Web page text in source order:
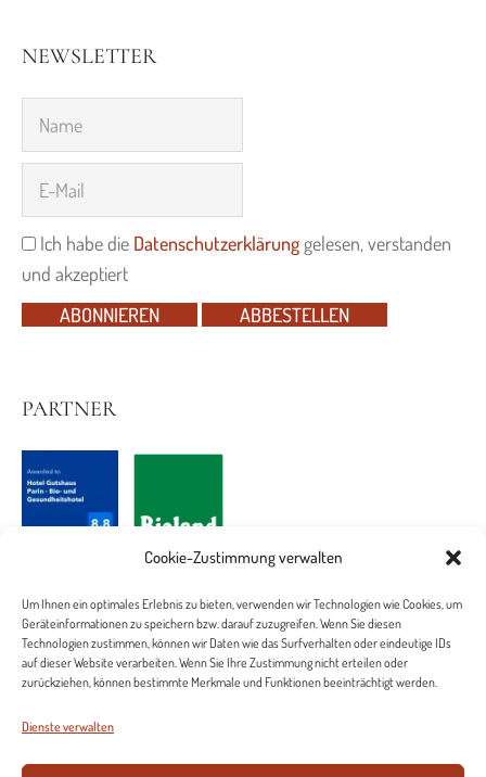
Cookie-Zustimmung verwalten
Um Ihnen ein optimales Erlebnis zu bieten, verwenden wir Technologien wie Cookies, um
Geräteinformationen zu speichern bzw. darauf zuzugreifen. Wenn Sie diesen
Technologien zustimmen, können wir Daten wie das Surfverhalten oder eindeutige IDs
auf dieser Website verarbeiten. Wenn Sie Ihre Zustimmung nicht erteilen oder
zurückziehen, können bestimmte Merkmale und Funktionen beeinträchtigt werden.
Dienste verwalten
NEWSLETTER
Ich habe die Datenschutzerklärung gelesen, verstanden
und akzeptiert
ABONNIEREN
ABBESTELLEN
PARTNER
Stellenangebote
Cookie-Richtlinie (EU)